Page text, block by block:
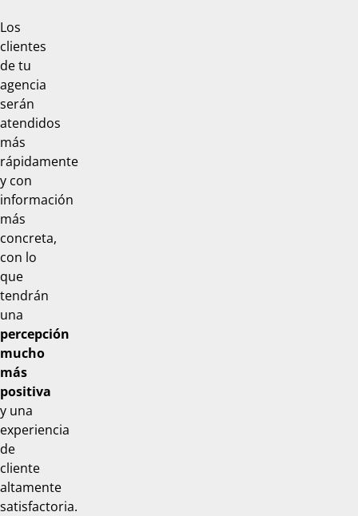
Los
clientes
de tu
agencia
serán
atendidos
más
rápidamente
y con
información
más
concreta,
con lo
que
tendrán
una
percepción
mucho
más
positiva
y una
experiencia
de
cliente
altamente
satisfactoria.